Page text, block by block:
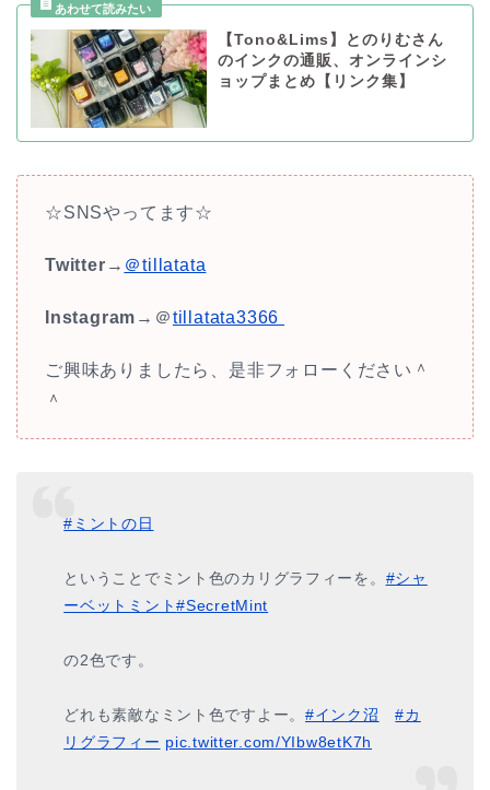
【Tono&Lims】とのりむさん
のインクの通販、オンラインシ
ョップまとめ【リンク集】
☆SNSやってます☆
Twitter → ＠tillatata
Instagram →＠tillatata3366
ご興味ありましたら、是非フォローください＾
＾
#ミントの日
ということでミント色のカリグラフィーを。 #シャ
ーベットミント#SecretMint
の2色です。
どれも素敵なミント色ですよー。 #インク沼
#カ
リグラフィー pic.twitter.com/YIbw8etK7h